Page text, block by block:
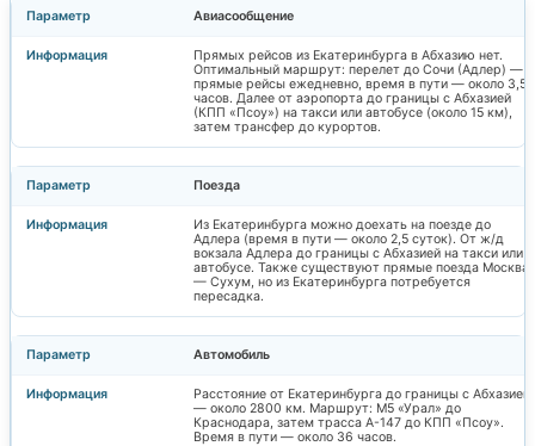
Авиасообщение
Прямых рейсов из Екатеринбурга в Абхазию нет.
Оптимальный маршрут: перелет до Сочи (Адлер) —
прямые рейсы ежедневно, время в пути — около 3,5
часов. Далее от аэропорта до границы с Абхазией
(КПП «Псоу») на такси или автобусе (около 15 км),
затем трансфер до курортов.
Поезда
Из Екатеринбурга можно доехать на поезде до
Адлера (время в пути — около 2,5 суток). От ж/д
вокзала Адлера до границы с Абхазией на такси или
автобусе. Также существуют прямые поезда Москва
— Сухум, но из Екатеринбурга потребуется
пересадка.
Автомобиль
Расстояние от Екатеринбурга до границы с Абхазией
— около 2800 км. Маршрут: М5 «Урал» до
Краснодара, затем трасса А-147 до КПП «Псоу».
Время в пути — около 36 часов.